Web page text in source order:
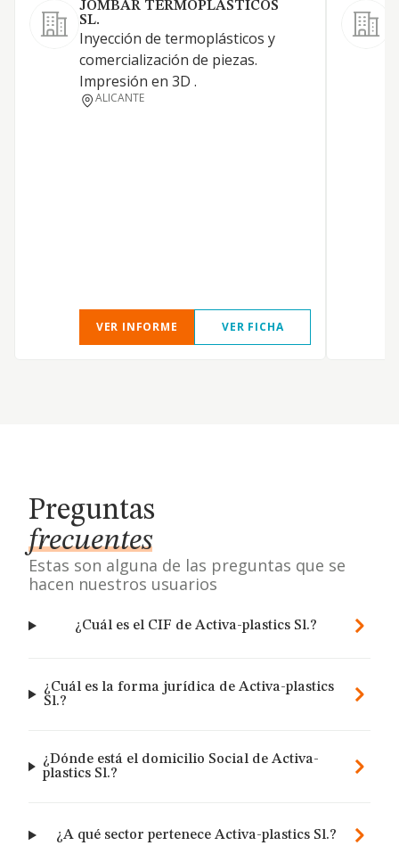
JOMBAR TERMOPLASTICOS
SL.
Inyección de termoplásticos y
comercialización de piezas.
Impresión en 3D .
ALICANTE
VER INFORME VER FICHA
Preguntas
frecuentes
Estas son alguna de las preguntas que se
hacen nuestros usuarios
¿Cuál es el CIF de Activa-plastics Sl.?
¿Cuál es la forma jurídica de Activa-plastics
Sl.?
¿Dónde está el domicilio Social de Activa-
plastics Sl.?
¿A qué sector pertenece Activa-plastics Sl.?